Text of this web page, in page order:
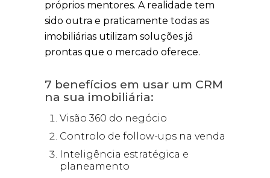
próprios mentores. A realidade tem
sido outra e praticamente todas as
imobiliárias utilizam soluções já
prontas que o mercado oferece.
7 benefícios em usar um CRM
na sua imobiliária:
Visão 360 do negócio
Controlo de follow-ups na venda
Inteligência estratégica e
planeamento